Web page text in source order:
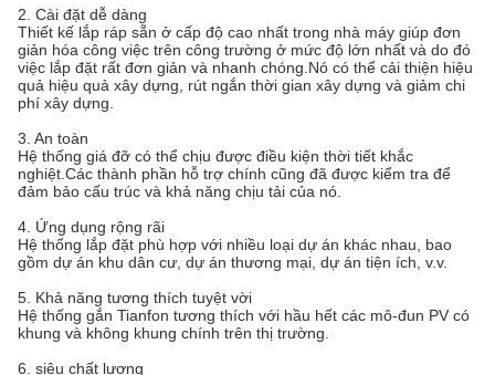
2. Cài đặt dễ dàng
Thiết kế lắp ráp sẵn ở cấp độ cao nhất trong nhà máy giúp đơn
giản hóa công việc trên công trường ở mức độ lớn nhất và do đó
việc lắp đặt rất đơn giản và nhanh chóng.Nó có thể cải thiện hiệu
quả hiệu quả xây dựng, rút ​​ngắn thời gian xây dựng và giảm chi
phí xây dựng.
3. An toàn
Hệ thống giá đỡ có thể chịu được điều kiện thời tiết khắc
nghiệt.Các thành phần hỗ trợ chính cũng đã được kiểm tra để
đảm bảo cấu trúc và khả năng chịu tải của nó.
4. Ứng dụng rộng rãi
Hệ thống lắp đặt phù hợp với nhiều loại dự án khác nhau, bao
gồm dự án khu dân cư, dự án thương mại, dự án tiện ích, v.v.
5. Khả năng tương thích tuyệt vời
Hệ thống gắn Tianfon tương thích với hầu hết các mô-đun PV có
khung và không khung chính trên thị trường.
6. siêu chất lượng